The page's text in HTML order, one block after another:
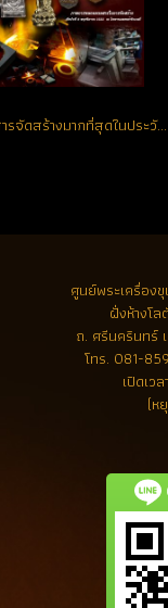
สุดยอดมวลสารจัดสร้างมากที่สุดในประวัติศาสตร์
ศูนย์พระเครื่องขุ
ฝั่งห้างโ
ถ. ศรีนครินทร์
โทร. 081-
เปิดเว
(ห